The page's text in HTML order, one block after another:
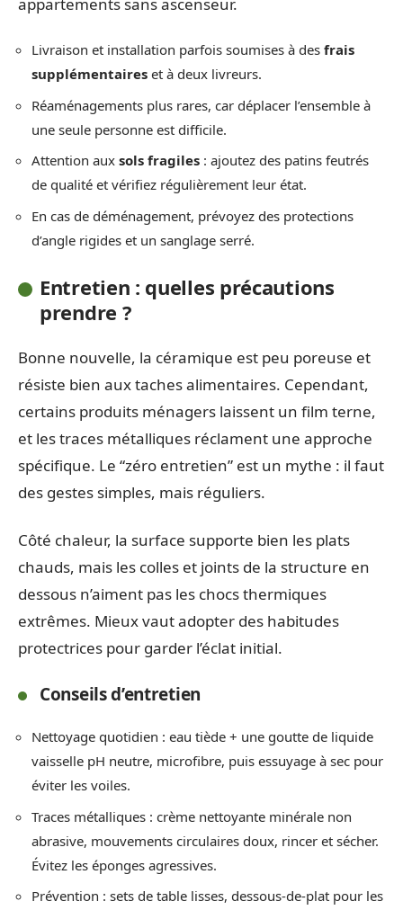
Livraison et installation parfois soumises à des frais
supplémentaires et à deux livreurs.
Réaménagements plus rares, car déplacer l’ensemble à
une seule personne est difficile.
Attention aux sols fragiles : ajoutez des patins feutrés
de qualité et vérifiez régulièrement leur état.
En cas de déménagement, prévoyez des protections
d’angle rigides et un sanglage serré.
Entretien : quelles précautions
prendre ?
Bonne nouvelle, la céramique est peu poreuse et
résiste bien aux taches alimentaires. Cependant,
certains produits ménagers laissent un film terne,
et les traces métalliques réclament une approche
spécifique. Le “zéro entretien” est un mythe : il faut
des gestes simples, mais réguliers.
Côté chaleur, la surface supporte bien les plats
chauds, mais les colles et joints de la structure en
dessous n’aiment pas les chocs thermiques
extrêmes. Mieux vaut adopter des habitudes
protectrices pour garder l’éclat initial.
Conseils d’entretien
Nettoyage quotidien : eau tiède + une goutte de liquide
vaisselle pH neutre, microfibre, puis essuyage à sec pour
éviter les voiles.
Traces métalliques : crème nettoyante minérale non
abrasive, mouvements circulaires doux, rincer et sécher.
Évitez les éponges agressives.
Prévention : sets de table lisses, dessous-de-plat pour les